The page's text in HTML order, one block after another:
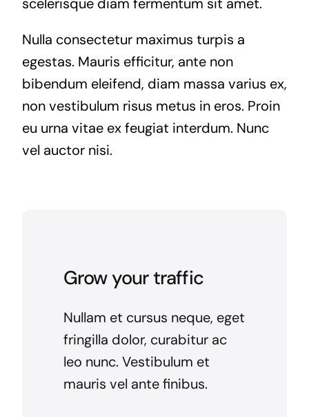
Nulla consectetur maximus turpis a
egestas. Mauris efficitur, ante non
bibendum eleifend, diam massa varius ex,
non vestibulum risus metus in eros. Proin
eu urna vitae ex feugiat interdum. Nunc
vel auctor nisi.
Grow your traffic
Nullam et cursus neque, eget
fringilla dolor, curabitur ac
leo nunc. Vestibulum et
mauris vel ante finibus.